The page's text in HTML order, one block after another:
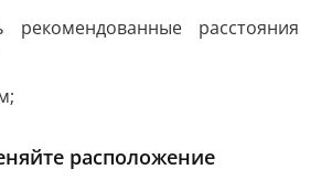
рекомендованные расстояния
расположение